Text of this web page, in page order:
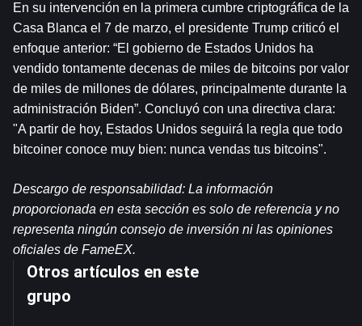
En su intervención en la primera cumbre criptográfica de la
Casa Blanca el 7 de marzo, el presidente Trump criticó el
enfoque anterior: “El gobierno de Estados Unidos ha
vendido tontamente decenas de miles de bitcoins por valor
de miles de millones de dólares, principalmente durante la
administración Biden”. Concluyó con una directiva clara:
"A partir de hoy, Estados Unidos seguirá la regla que todo
bitcoiner conoce muy bien: nunca vendas tus bitcoins".
Descargo de responsabilidad: La información
proporcionada en esta sección es solo de referencia y no
representa ningún consejo de inversión ni las opiniones
oficiales de FameEX.
Otros artículos en este
grupo